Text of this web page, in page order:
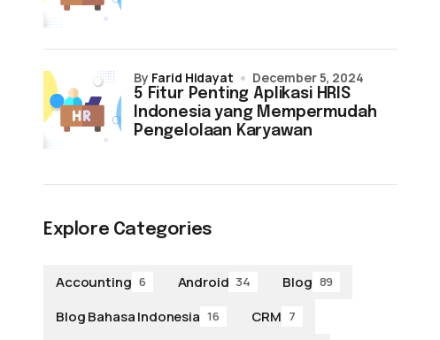
5 Fitur Penting Aplikasi HRIS
Indonesia yang Mempermudah
Pengelolaan Karyawan
by Farid Hidayat December 5, 2024
Explore Categories
Accounting 6 Android 34 Blog 89
Blog Bahasa Indonesia 16 CRM 7